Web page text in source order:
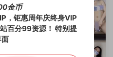
金币
，钜惠周年庆终身VIP
百分99资源！ 特别提